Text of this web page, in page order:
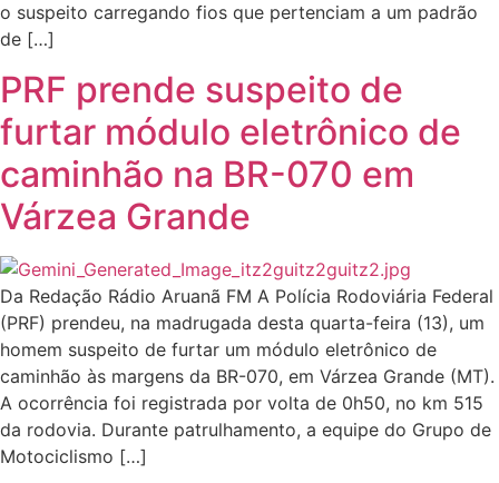
o suspeito carregando fios que pertenciam a um padrão
de […]
PRF prende suspeito de
furtar módulo eletrônico de
caminhão na BR-070 em
Várzea Grande
Da Redação Rádio Aruanã FM A Polícia Rodoviária Federal
(PRF) prendeu, na madrugada desta quarta-feira (13), um
homem suspeito de furtar um módulo eletrônico de
caminhão às margens da BR-070, em Várzea Grande (MT).
A ocorrência foi registrada por volta de 0h50, no km 515
da rodovia. Durante patrulhamento, a equipe do Grupo de
Motociclismo […]